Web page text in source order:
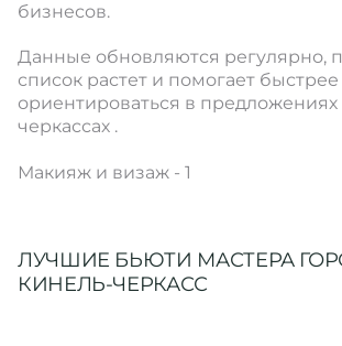
бизнесов.
Данные обновляются регулярно,
список растет и помогает быстрее
ориентироваться в
черкассах .
Макияж и визаж - 1
ЛУЧШИЕ БЬЮТИ МАСТЕРА
КИНЕЛЬ-ЧЕРКАСС